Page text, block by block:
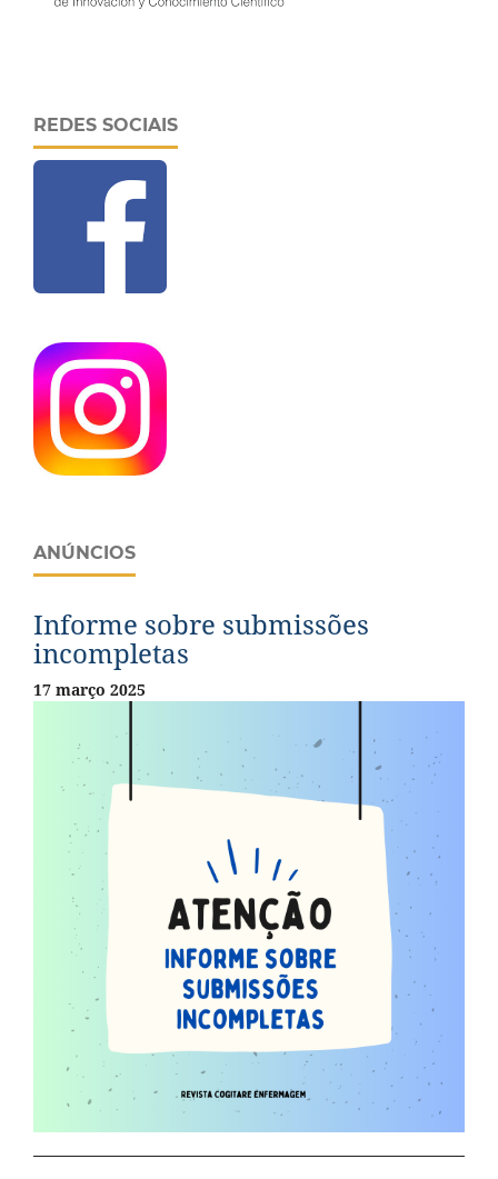
REDES SOCIAIS
ANÚNCIOS
Informe sobre submissões
incompletas
17 março 2025